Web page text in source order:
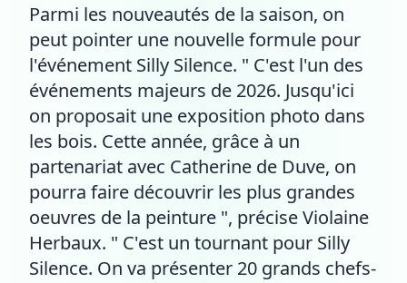
Parmi les nouveautés de la saison, on
peut pointer une nouvelle formule pour
l'événement Silly Silence. " C'est l'un des
événements majeurs de 2026. Jusqu'ici
on proposait une exposition photo dans
les bois. Cette année, grâce à un
partenariat avec Catherine de Duve, on
pourra faire découvrir les plus grandes
oeuvres de la peinture ", précise Violaine
Herbaux. " C'est un tournant pour Silly
Silence. On va présenter 20 grands chefs-